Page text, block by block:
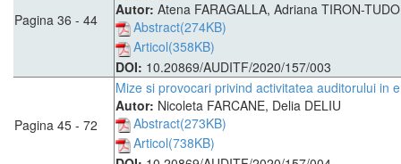
Pagina 36 - 44
Autor: Atena FARAGALLA, Adriana TIRON-
Abstract(274KB)
Articol(358KB)
DOI: 10.20869/AUDITF/2020/157/003
Pagina 45 - 72
Mize si provocari privind activitatea auditorului in
Autor: Nicoleta FARCANE, Delia DELIU
Abstract(273KB)
Articol(738KB)